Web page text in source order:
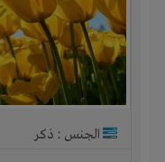
الجنس : ذكر